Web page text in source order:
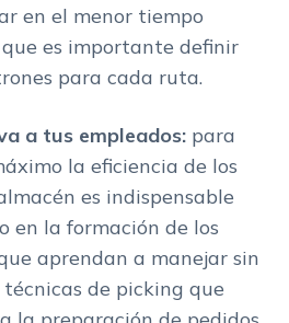
en el menor tiempo
que es importante definir
para cada ruta.
a tus empleados: para
la eficiencia de los
es indispensable
en la formación de los
aprendan a manejar sin
de picking que